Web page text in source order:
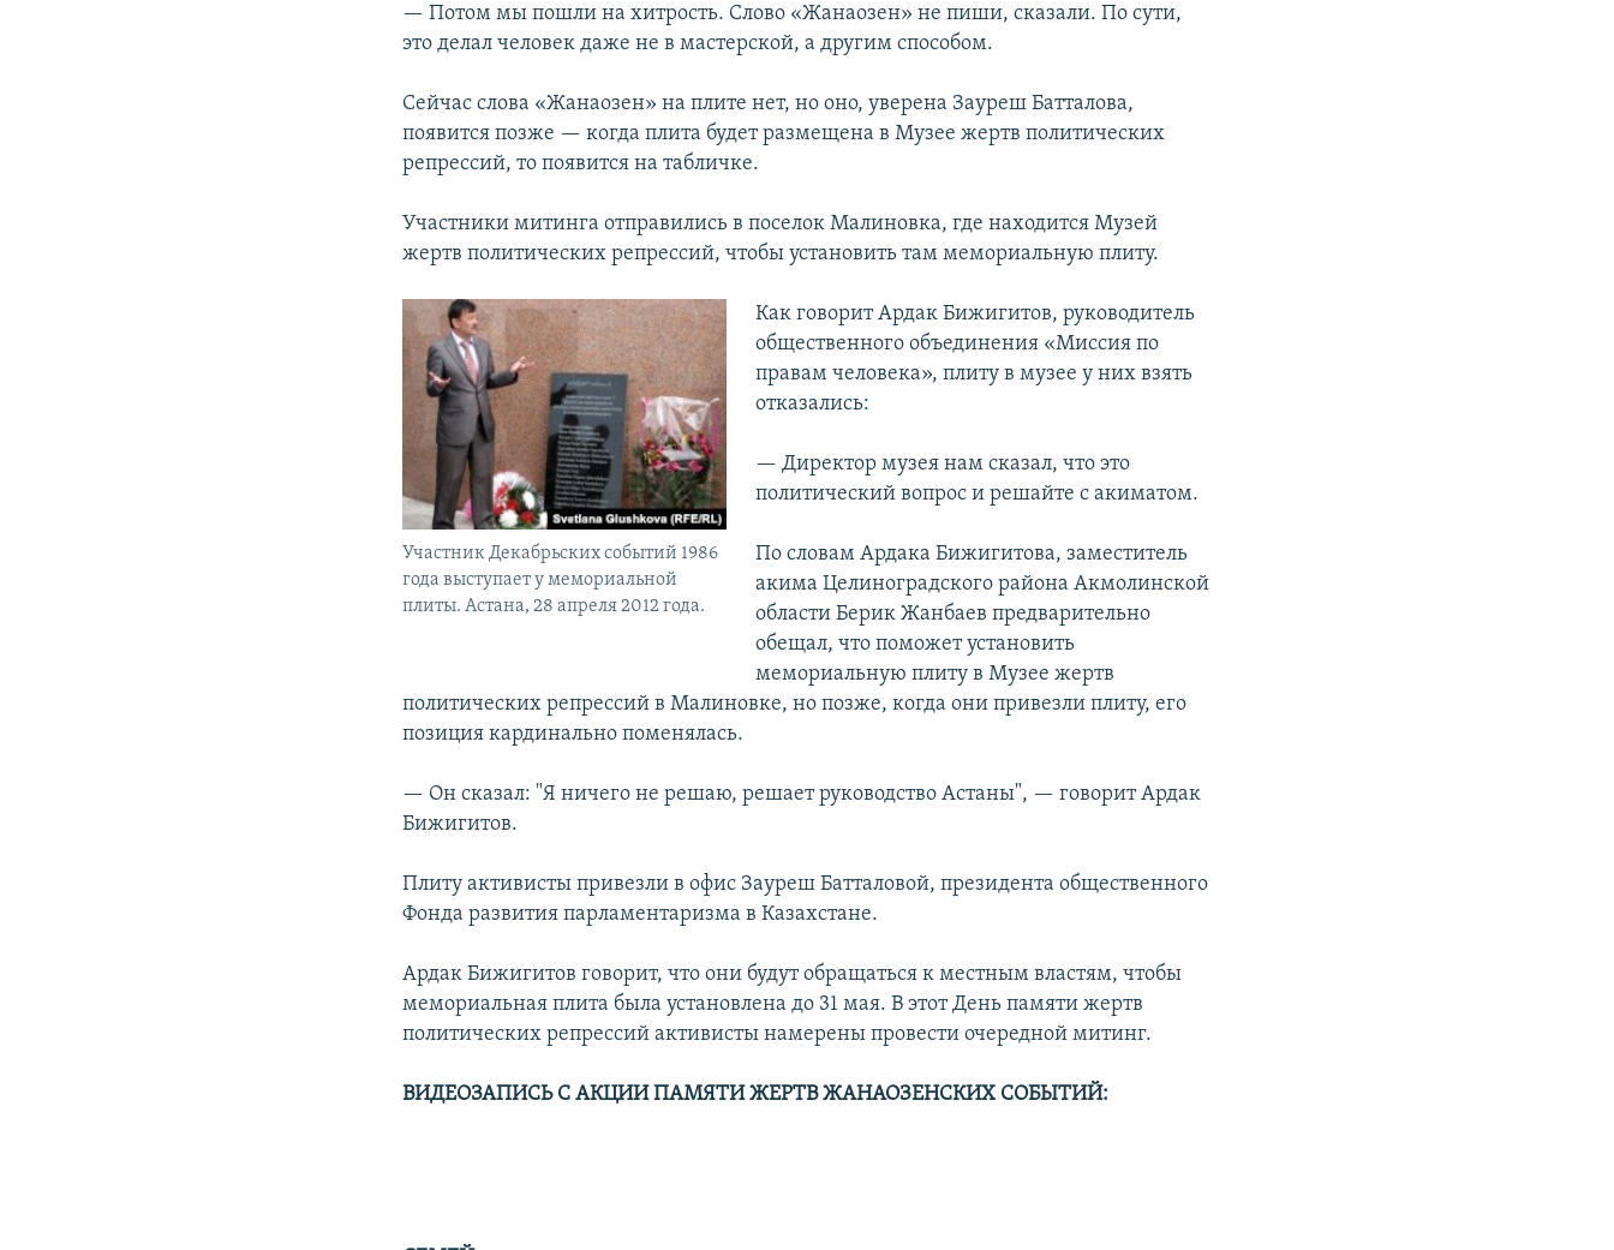
— Потом мы пошли на хитрость. Слово «Жанаозен» не пиши, сказали. По сути,
это делал человек даже не в мастерской, а другим способом.
Сейчас слова «Жанаозен» на плите нет, но оно, уверена Зауреш Батталова,
появится позже — когда плита будет размещена в Музее жертв политических
репрессий, то появится на табличке.
Участники митинга отправились в поселок Малиновка, где находится Музей
жертв политических репрессий, чтобы установить там мемориальную плиту.
Участник Декабрьских событий 1986
года выступает у мемориальной
плиты. Астана, 28 апреля 2012 года.
Как говорит Ардак Бижигитов, руководитель
общественного объединения «Миссия по
правам человека», плиту в музее у них взять
отказались:
— Директор музея нам сказал, что это
политический вопрос и решайте с акиматом.
По словам Ардака Бижигитова, заместитель
акима Целиноградского района Акмолинской
области Берик Жанбаев предварительно
обещал, что поможет установить
мемориальную плиту в Музее жертв
политических репрессий в Малиновке, но позже, когда они привезли плиту, его
позиция кардинально поменялась.
— Он сказал: "Я ничего не решаю, решает руководство Астаны", — говорит Ардак
Бижигитов.
Плиту активисты привезли в офис Зауреш Батталовой, президента общественного
Фонда развития парламентаризма в Казахстане.
Ардак Бижигитов говорит, что они будут обращаться к местным властям, чтобы
мемориальная плита была установлена до 31 мая. В этот День памяти жертв
политических репрессий активисты намерены провести очередной митинг.
ВИДЕОЗАПИСЬ С АКЦИИ ПАМЯТИ ЖЕРТВ ЖАНАОЗЕНСКИХ СОБЫТИЙ: